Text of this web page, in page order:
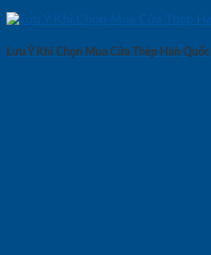
Lưu Ý Khi Chọn Mua Cửa Thép Hàn Quốc